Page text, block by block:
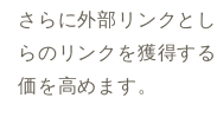
さらに外部リンクと
らのリンクを獲得す
価を高めます。